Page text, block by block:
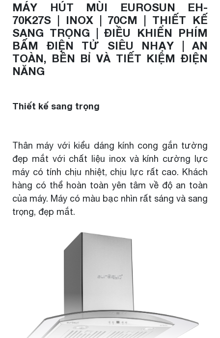
MÁY HÚT MÙI EUROSUN EH-
70K27S | INOX | 70CM | THIẾT KẾ
SANG TRỌNG | ĐIỀU KHIỂN PHÍM
BẤM ĐIỆN TỬ SIÊU NHẠY | AN
TOÀN, BỀN BỈ VÀ TIẾT KIỆM ĐIỆN
NĂNG
Thiết kế sang trọng
Thân máy với kiểu dáng kính cong gắn tường
đẹp mắt với chất liệu inox và kính cường lực
máy có tính chịu nhiệt, chịu lực rất cao. Khách
hàng có thể hoàn toàn yên tâm về độ an toàn
của máy. Máy có màu bạc nhìn rất sáng và sang
trọng, đẹp mắt.